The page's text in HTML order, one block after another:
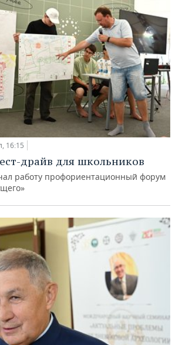
16:15
драйв для школьников
работу профориентационный форум